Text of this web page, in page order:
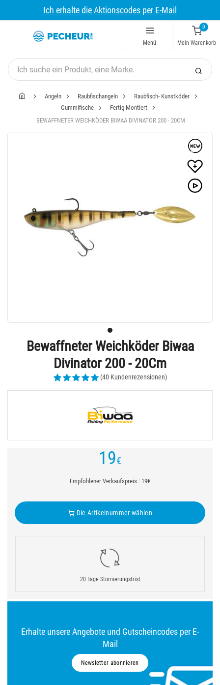
Ich erhalte die Aktionscodes per E-Mail
Menü
0
Mein Warenkorb
Angeln Raubfischangeln
Raubfisch- Kunstköder
Gummifische
Fertig Montiert
BEWAFFNETER WEICHKÖDER BIWAA DIVINATOR 200 - 20CM
Bewaffneter Weichköder Biwaa
Divinator 200 - 20Cm
(40 Kundenrezensionen)
19€
Empfohlener Verkaufspreis : 19€
Die Artikelnummer wählen
20 Tage Stornierungsfrist
Erhalte unsere Angebote und Gutscheincodes per E-
Mail
Newsletter abonnieren